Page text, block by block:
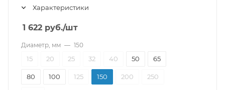
Характеристики
1 622 руб./шт
Диаметр, мм — 150
15 20 25 32 40 50 65
80 100 125 150 200 250